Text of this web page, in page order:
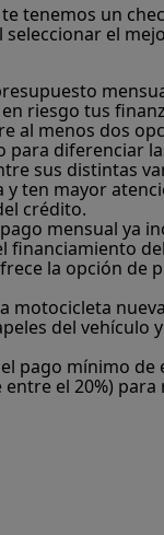
tenemos un
seleccionar el
riesgo tus
al menos dos
para diferenciar
sus distintas
y ten mayor
crédito.
mensual ya
financiamiento
la opción de
motocicleta
del vehículo
pago mínimo de
el 20%) para